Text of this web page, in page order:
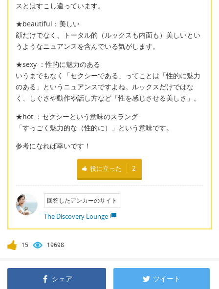
スとはすこし違っています。
★beautiful：美しい
顔だけでなく、トータル的（ルックスも内面も）美しいとい
うようなニュアンスを含んでいる気がします。
★sexy ：性的に魅力のある
いうまでもなく「セクシーである」ってことは「性的に魅力
のある」というニュアンスですよね。ルックスだけではな
く、しぐさや動作や話し方など「性を感じさせる美しさ」。
★hot ：セクシーという意味のスラング
「すっごく魅力的な（性的に）」という意味です。
参考になれば幸いです！
役に立った 2
回答したアンカーのサイト
The Discovery Lounge
15 19698
シェア ツイート